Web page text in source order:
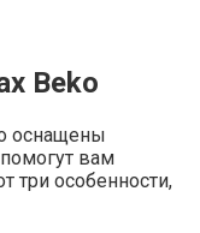
Beko
оснащены
вам
три особенности,